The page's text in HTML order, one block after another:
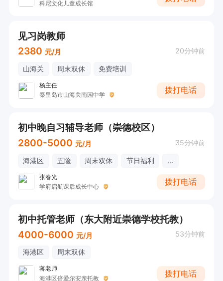
科尼文化儿童成长馆
见习岗教师
2380 元/月 20分钟前
山海关 周末双休 免费培训
杨主任
秦皇岛市山海关南园中学
拨打电话
初中晚自习辅导老师（崇德校区）
2800-5000 元/月 35分钟前
海港区 五险 周末双休 节日福利 ...
张春光
学府启航课后成长中心
拨打电话
初中托管老师（东大附近崇德学校托教）
4000-6000 元/月 53分钟前
海港区 周末双休
蒋老师
海港区倍爱尔安亲托教
拨打电话